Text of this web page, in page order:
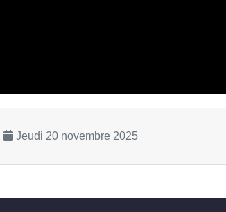
Jeudi 20 novembre 2025